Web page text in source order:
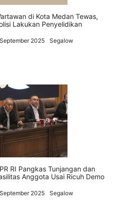
di Kota Medan Tewas,
Lakukan Penyelidikan
2025 Segalow
RI Pangkas Tunjangan dan
Anggota Usai Ricuh Demo
2025 Segalow